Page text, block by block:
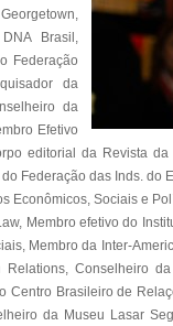
Brasil,
Federação
da
da
Efetivo
editorial da Revista
Federação das Inds. do
Econômicos, Sociais e
Membro efetivo do
Membro da Inter-
Conselheiro
Centro Brasileiro de
da Museu Lasar